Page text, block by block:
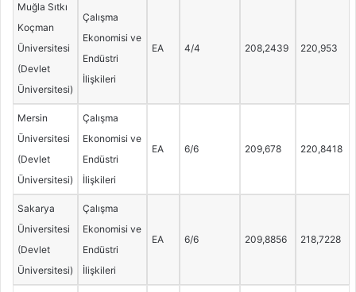
Muğla Sıtkı
Koçman
Üniversitesi
(Devlet
Üniversitesi)
Çalışma
Ekonomisi ve
Endüstri
İlişkileri
EA 4/4 208,2439 220,953
Mersin
Üniversitesi
(Devlet
Üniversitesi)
Çalışma
Ekonomisi ve
Endüstri
İlişkileri
EA 6/6 209,678 220,8418
Sakarya
Üniversitesi
(Devlet
Üniversitesi)
Çalışma
Ekonomisi ve
Endüstri
İlişkileri
EA 6/6 209,8856 218,7228